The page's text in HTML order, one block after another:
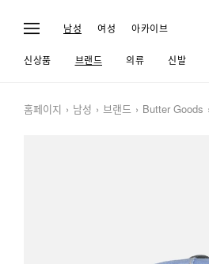
남성 여성 아카이브
신상품 브랜드 의류 신발
홈페이지 남성 브랜드 Butter Goods